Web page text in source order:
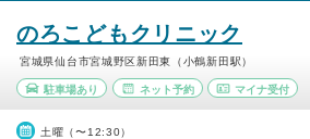
のろこどもクリニック
宮城県仙台市宮城野区新田東（小鶴新田駅）
駐車場あり ネット予約 マイナ受付
土曜（〜12:30）